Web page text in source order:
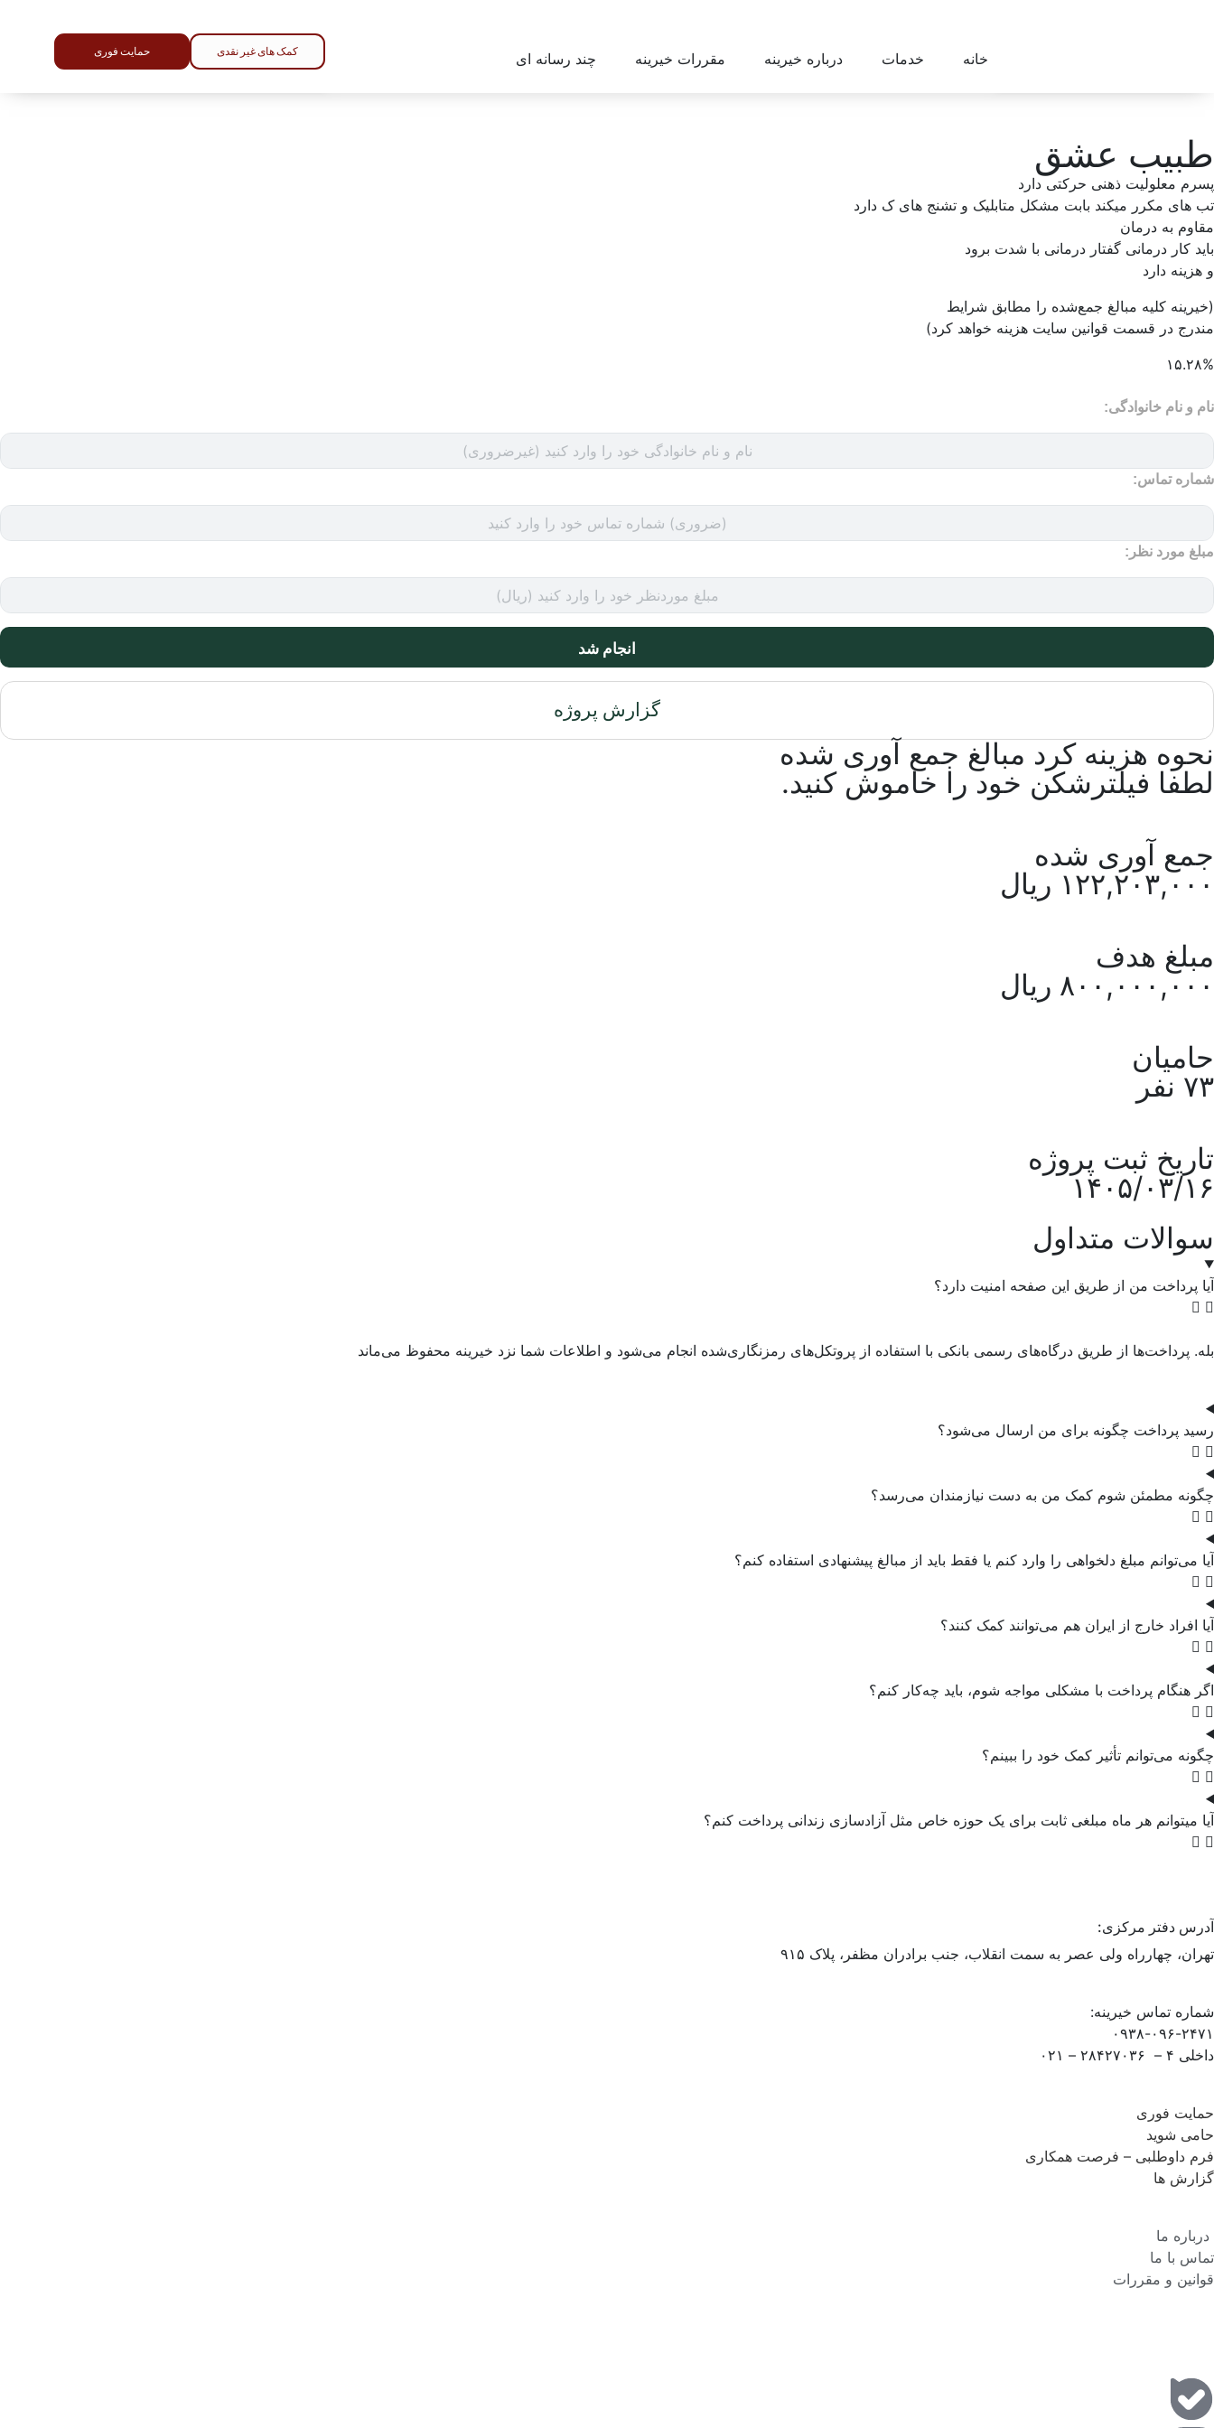
خانه خدمات درباره خیرینه مقررات خیرینه چند رسانه ای حمایت فوری کمک های غیر نقدی
طبیب عشق
پسرم معلولیت ذهنی حرکتی دارد
تب های مکرر میکند بابت مشکل متابلیک و تشنج های ک دارد
مقاوم به درمان
باید کار درمانی گفتار درمانی با شدت برود
و هزینه دارد
(خیرینه کلیه مبالغ جمع‌شده را مطابق شرایط
مندرج در قسمت قوانین سایت هزینه خواهد کرد)
۱۵.۲۸%
نام و نام خانوادگی:
شماره تماس:
مبلغ مورد نظر:
انجام شد
گزارش پروژه
نحوه هزینه کرد مبالغ جمع آوری شده
لطفا فیلترشکن خود را خاموش کنید.
جمع آوری شده
۱۲۲,۲۰۳,۰۰۰ ریال
مبلغ هدف
۸۰۰,۰۰۰,۰۰۰ ریال
حامیان
۷۳ نفر
تاریخ ثبت پروژه
۱۴۰۵/۰۳/۱۶
سوالات متداول
آیا پرداخت من از طریق این صفحه امنیت دارد؟
بله. پرداخت‌ها از طریق درگاه‌های رسمی بانکی با استفاده از پروتکل‌های رمزنگاری‌شده انجام می‌شود و اطلاعات شما نزد خیرینه محفوظ می‌ماند
رسید پرداخت چگونه برای من ارسال می‌شود؟
چگونه مطمئن شوم کمک من به دست نیازمندان می‌رسد؟
آیا می‌توانم مبلغ دلخواهی را وارد کنم یا فقط باید از مبالغ پیشنهادی استفاده کنم؟
آیا افراد خارج از ایران هم می‌توانند کمک کنند؟
اگر هنگام پرداخت با مشکلی مواجه شوم، باید چه‌کار کنم؟
چگونه می‌توانم تأثیر کمک خود را ببینم؟
آیا میتوانم هر ماه مبلغی ثابت برای یک حوزه خاص مثل آزادسازی زندانی پرداخت کنم؟
آدرس دفتر مرکزی:
تهران، چهارراه ولی عصر به سمت انقلاب، جنب برادران مظفر، پلاک ۹۱۵
شماره تماس خیرینه:
۰۹۳۸-۰۹۶-۲۴۷۱
داخلی ۴ – ۲۸۴۲۷۰۳۶ – ۰۲۱
حمایت فوری
حامی شوید
فرم داوطلبی – فرصت همکاری
گزارش ها
درباره ما
تماس با ما
قوانین و مقررات